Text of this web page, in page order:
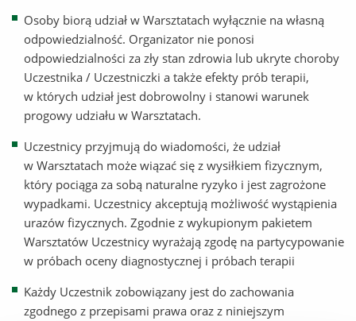
Osoby biorą udział w Warsztatach wyłącznie na własną
odpowiedzialność. Organizator nie ponosi
odpowiedzialności za zły stan zdrowia lub ukryte choroby
Uczestnika / Uczestniczki a także efekty prób terapii,
w których udział jest dobrowolny i stanowi warunek
progowy udziału w Warsztatach.
Uczestnicy przyjmują do wiadomości, że udział
w Warsztatach może wiązać się z wysiłkiem fizycznym,
który pociąga za sobą naturalne ryzyko i jest zagrożone
wypadkami. Uczestnicy akceptują możliwość wystąpienia
urazów fizycznych. Zgodnie z wykupionym pakietem
Warsztatów Uczestnicy wyrażają zgodę na partycypowanie
w próbach oceny diagnostycznej i próbach terapii
Każdy Uczestnik zobowiązany jest do zachowania
zgodnego z przepisami prawa oraz z niniejszym